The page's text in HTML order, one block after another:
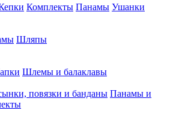
Комплекты Панамы Ушанки
Шляпы
Шлемы и балаклавы
повязки и банданы Панамы и